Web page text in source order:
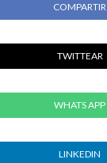
COMPARTIR
TWITTEAR
WHATS APP
LINKEDIN